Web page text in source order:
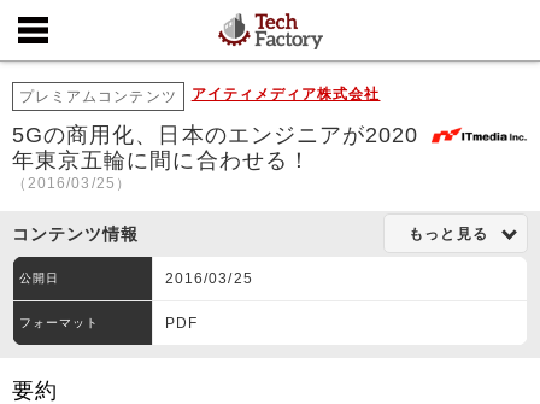
プレミアムコンテンツ アイティメディア株式会社
5Gの商用化、日本のエンジニアが2020
年東京五輪に間に合わせる！
（2016/03/25）
コンテンツ情報 もっと見る
公開日 2016/03/25
フォーマット PDF
要約